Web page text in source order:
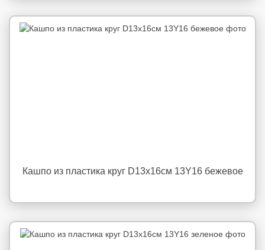
Кашпо из пластика круг D13х16см 13Y16 бежевое